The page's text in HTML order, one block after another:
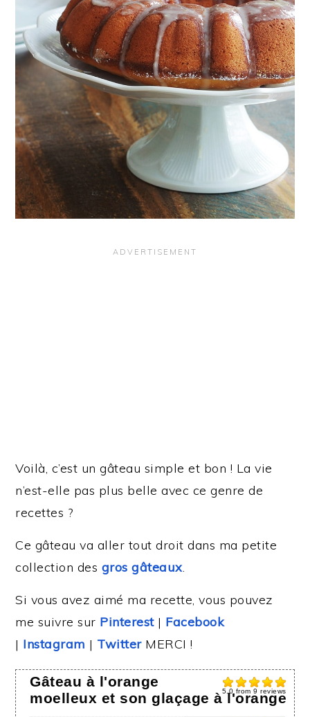
Voilà, c’est un gâteau simple et bon ! La vie
n’est-elle pas plus belle avec ce genre de
recettes ?
Ce gâteau va aller tout droit dans ma petite
collection des gros gâteaux.
Si vous avez aimé ma recette, vous pouvez
me suivre sur Pinterest| Facebook
| Instagram | TwitterMERCI !
5.0 from9 reviews
Gâteau à l'orange
moelleux et son glaçage à l'orange